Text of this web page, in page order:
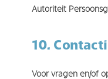
Autoriteit
10.
Voor vragen en/of